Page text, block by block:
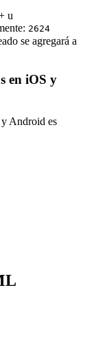
u
2624
se agregará a
en iOS y
Android es